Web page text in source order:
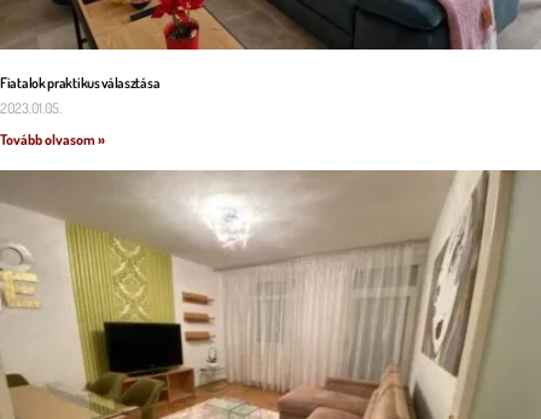
Fiatalok praktikus választása
2023.01.05.
Tovább olvasom »